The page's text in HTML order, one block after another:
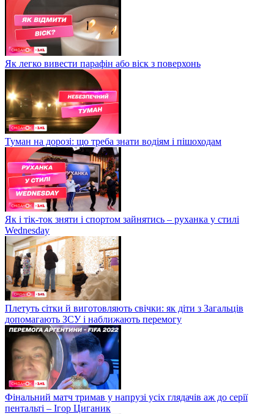
Як легко вивести парафін або віск з поверхонь
Туман на дорозі: що треба знати водіям і пішоходам
Як і тік-ток зняти і спортом зайнятись – руханка у стилі
Wednesday
Плетуть сітки й виготовляють свічки: як діти з Загальців
допомагають ЗСУ і наближають перемогу
Фінальний матч тримав у напрузі усіх глядачів аж до серії
пентальті – Ігор Циганик